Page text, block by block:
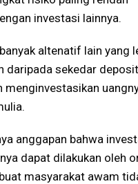
investasi lainnya.
altenatif lain yang
daripada sekedar
menginvestasikan
anggapan bahwa
dapat dilakukan oleh
masyarakat awam